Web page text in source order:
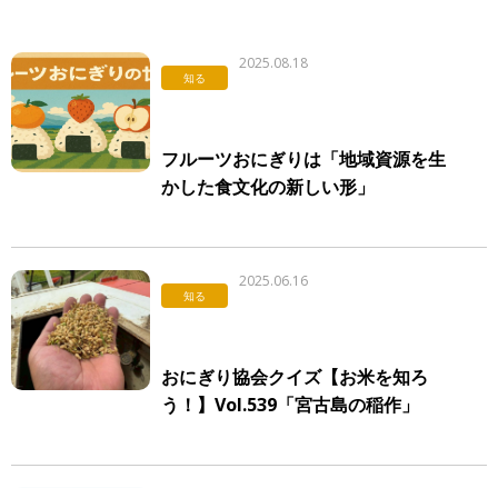
知る
2025.08.18
フルーツおにぎりは「地域資源を生
かした食文化の新しい形」
知る
2025.06.16
おにぎり協会クイズ【お米を知ろ
う！】Vol.539「宮古島の稲作」